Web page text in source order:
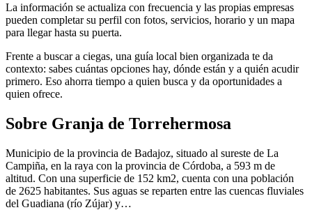
La información se actualiza con frecuencia y las propias empresas
pueden completar su perfil con fotos, servicios, horario y un mapa
para llegar hasta su puerta.
Frente a buscar a ciegas, una guía local bien organizada te da
contexto: sabes cuántas opciones hay, dónde están y a quién acudir
primero. Eso ahorra tiempo a quien busca y da oportunidades a
quien ofrece.
Sobre Granja de Torrehermosa
Municipio de la provincia de Badajoz, situado al sureste de La
Campiña, en la raya con la provincia de Córdoba, a 593 m de
altitud. Con una superficie de 152 km2, cuenta con una población
de 2625 habitantes. Sus aguas se reparten entre las cuencas fluviales
del Guadiana (río Zújar) y…